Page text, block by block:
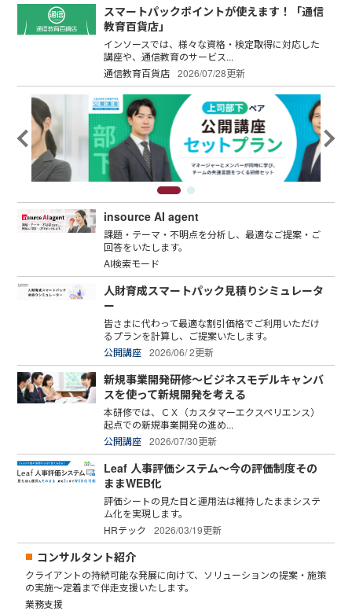
スマートパックポイントが使えます！「通信
教育百貨店」
インソースでは、様々な資格・検定取得に対応した
講座や、通信教育のサービス...
通信教育百貨店 2026/07/28更新
insource AI agent
課題・テーマ・不明点を分析し、最適なご提案・ご
回答をいたします。
AI検索モード
人財育成スマートパック見積りシミュレータ
ー
皆さまに代わって最適な割引価格でご利用いただけ
るプランを計算し、ご提案いたします。
公開講座 2026/06/ 2更新
新規事業開発研修～ビジネスモデルキャンバ
スを使って新規開発を考える
本研修では、ＣＸ（カスタマーエクスペリエンス）
起点での新規事業開発の進め...
公開講座 2026/07/30更新
Leaf 人事評価システム～今の評価制度その
ままWEB化
評価シートの見た目と運用法は維持したままシステ
ム化を実現します。
HRテック
2026/03/19更新
コンサルタント紹介
クライアントの持続可能な発展に向けて、ソリューションの提案・施策
の実施～定着まで伴走支援いたします。
業務支援